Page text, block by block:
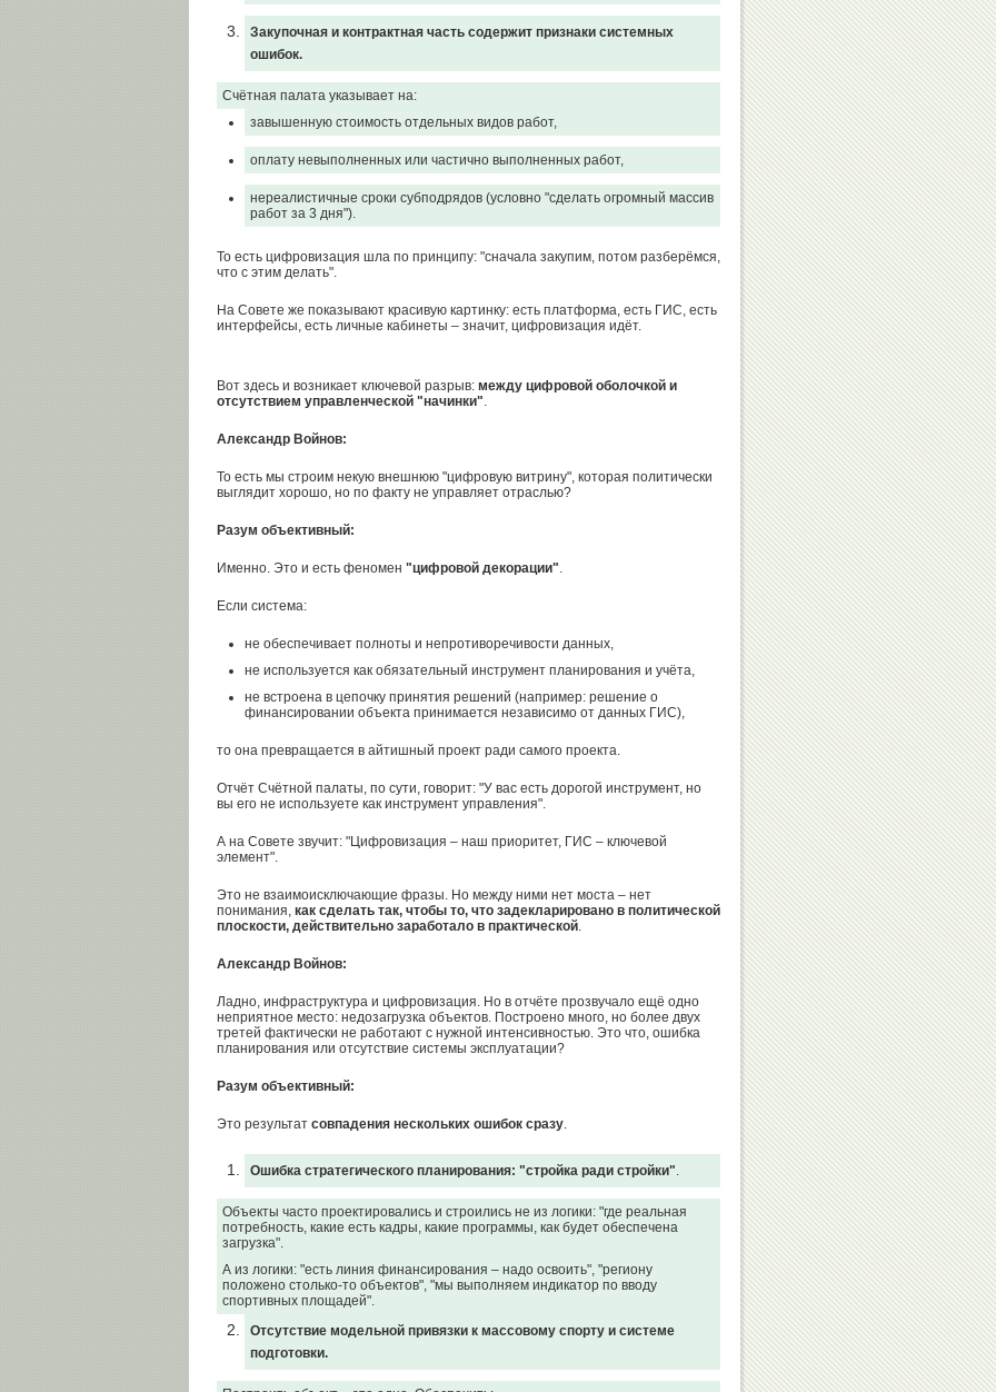
Закупочная и контрактная часть содержит признаки системных
ошибок.
Счётная палата указывает на:
завышенную стоимость отдельных видов работ,
оплату невыполненных или частично выполненных работ,
нереалистичные сроки субподрядов (условно "сделать огромный массив
работ за 3 дня").
То есть цифровизация шла по принципу: "сначала закупим, потом разберёмся,
что с этим делать".
На Совете же показывают красивую картинку: есть платформа, есть ГИС, есть
интерфейсы, есть личные кабинеты – значит, цифровизация идёт.
Вот здесь и возникает ключевой разрыв: между цифровой оболочкой и
отсутствием управленческой "начинки".
Александр Войнов:
То есть мы строим некую внешнюю "цифровую витрину", которая политически
выглядит хорошо, но по факту не управляет отраслью?
Разум объективный:
Именно. Это и есть феномен "цифровой декорации".
Если система:
не обеспечивает полноты и непротиворечивости данных,
не используется как обязательный инструмент планирования и учёта,
не встроена в цепочку принятия решений (например: решение о
финансировании объекта принимается независимо от данных ГИС),
то она превращается в айтишный проект ради самого проекта.
Отчёт Счётной палаты, по сути, говорит: "У вас есть дорогой инструмент, но
вы его не используете как инструмент управления".
А на Совете звучит: "Цифровизация – наш приоритет, ГИС – ключевой
элемент".
Это не взаимоисключающие фразы. Но между ними нет моста – нет
понимания, как сделать так, чтобы то, что задекларировано в политической
плоскости, действительно заработало в практической.
Александр Войнов:
Ладно, инфраструктура и цифровизация. Но в отчёте прозвучало ещё одно
неприятное место: недозагрузка объектов. Построено много, но более двух
третей фактически не работают с нужной интенсивностью. Это что, ошибка
планирования или отсутствие системы эксплуатации?
Разум объективный:
Это результат совпадения нескольких ошибок сразу.
Ошибка стратегического планирования: "стройка ради стройки".
Объекты часто проектировались и строились не из логики: "где реальная
потребность, какие есть кадры, какие программы, как будет обеспечена
загрузка".
А из логики: "есть линия финансирования – надо освоить", "региону
положено столько-то объектов", "мы выполняем индикатор по вводу
спортивных площадей".
Отсутствие модельной привязки к массовому спорту и системе
подготовки.
Александр
Москаленко
Валентин
Писеев
Олег
Емельянов
Валерий
Муратов
Иван
Утробин
Александр
Коган
Александр
Горшков
Никита
Нагорный
Виталий
Давыдов
Анатолий
Ионов
Омар
Муртузалиев
Наталья
Ярыгина
Валерий
Резанцев
Эльмира
Мирзоева
Дмитрий
Билозерчев
Эцио
Гамба
Татьяна
Голдобина
Ирина
Кравчук
Алла
Шишкина
Владимир
Тимошинин
Людмила
Титова
Галина
Шиповалова
Сергей
Макарычев
Ирина
Винер-